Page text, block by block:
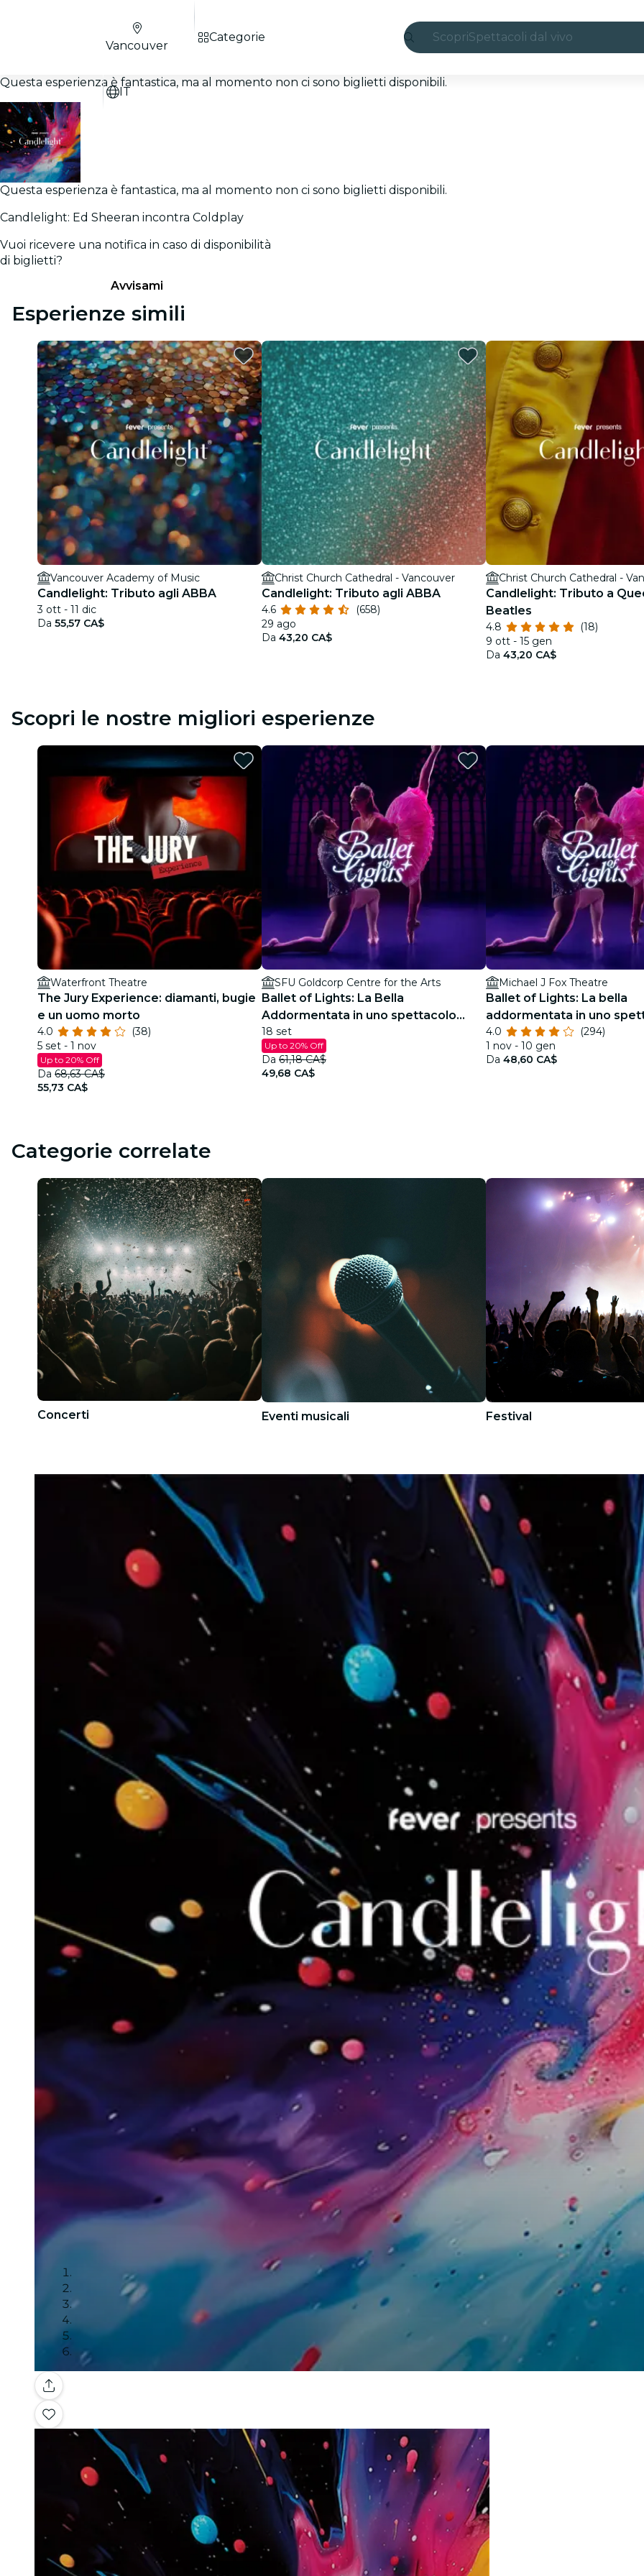
ScopriSpettacoli dal vivo
Ristoranti
Cinema
Vancouver
IT
Categorie
Questa esperienza è fantastica, ma al momento non ci sono biglietti disponibili.
Questa esperienza è fantastica, ma al momento non ci sono biglietti disponibili.
Candlelight: Ed Sheeran incontra Coldplay
Vuoi ricevere una notifica in caso di disponibilità
di biglietti?
Avvisami
Esperienze simili
Vancouver Academy of Music
Candlelight: Tributo agli ABBA
3 ott - 11 dic
Da 55,57 CA$
Christ Church Cathedral - Vancouver
Candlelight: Tributo agli ABBA
4.6
(658)
29 ago
Da 43,20 CA$
Christ Church Cathedral -
Candlelight: Tributo a
Beatles
4.8
(18)
9 ott - 15 gen
Da 43,20 CA$
Scopri le nostre migliori esperienze
Waterfront Theatre
The Jury Experience: diamanti, bugie
e un uomo morto
4.0
(38)
5 set - 1 nov
Up to 20% Off
Da 68,63 CA$
55,73 CA$
SFU Goldcorp Centre for the Arts
Ballet of Lights: La Bella
Addormentata in uno spettacolo
scintillante
18 set
Up to 20% Off
Da 61,18 CA$
49,68 CA$
Michael J Fox Theatre
Ballet of Lights: La bella
addormentata in uno
scintillante
4.0
(294)
1 nov - 10 gen
Da 48,60 CA$
Categorie correlate
Concerti Eventi musicali Festival
Galleria